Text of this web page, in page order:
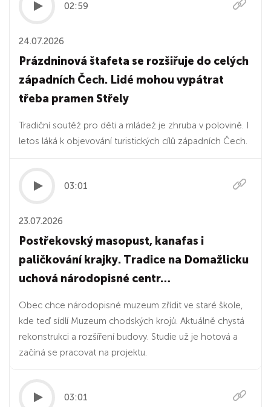
02:59
24.07.2026
Prázdninová štafeta se rozšiřuje do celých
západních Čech. Lidé mohou vypátrat
třeba pramen Střely
Tradiční soutěž pro děti a mládež je zhruba v polovině. I
letos láká k objevování turistických cílů západních Čech.
03:01
23.07.2026
Postřekovský masopust, kanafas i
paličkování krajky. Tradice na Domažlicku
uchová národopisné centr…
Obec chce národopisné muzeum zřídit ve staré škole,
kde teď sídlí Muzeum chodských krojů. Aktuálně chystá
rekonstrukci a rozšíření budovy. Studie už je hotová a
začíná se pracovat na projektu.
03:01